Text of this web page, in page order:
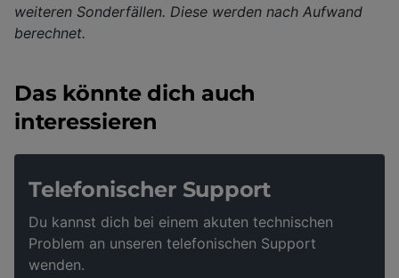
weiteren Sonderfällen. Diese werden nach Aufwand
berechnet.
Das könnte dich auch
interessieren
Telefonischer Support
Du kannst dich bei einem akuten technischen
Problem an unseren telefonischen Support
wenden.